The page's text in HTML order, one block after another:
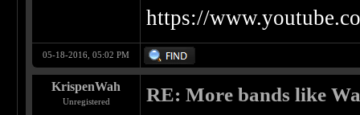
https://
05-18-2016, 05:02 PM
KrispenWah
Unregistered RE: More bands like